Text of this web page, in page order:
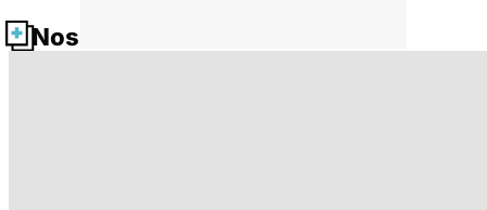
Nos fiches santé